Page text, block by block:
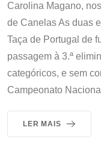
Carolina Magano,
de Canelas As duas
Taça de Portugal de
passagem à 3.ª
categóricos, e sem
Campeonato
LER MAIS